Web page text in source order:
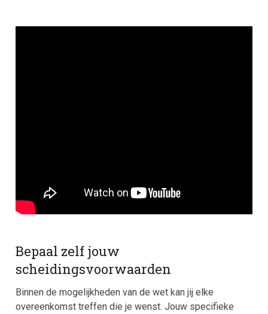
Bepaal zelf jouw
scheidingsvoorwaarden
Binnen de mogelijkheden van de wet kan jij elke
overeenkomst treffen die je wenst. Jouw specifieke